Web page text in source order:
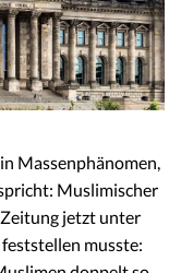
Massenphänomen,
Muslimischer
jetzt unter
musste: